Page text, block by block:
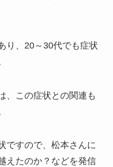
り、20～30代でも症状
、この症状との関連も
ですので、松本さんに
えたのか？などを発信